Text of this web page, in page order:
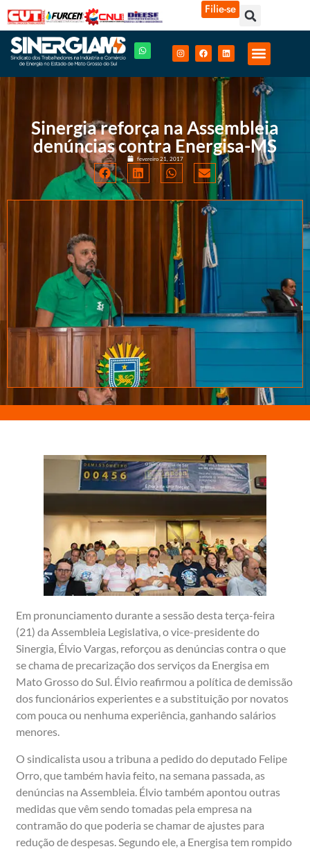
Filie-se
Sinergia reforça na Assembleia
denúncias contra Energisa-MS
fevereiro 21, 2017
Em pronunciamento durante a sessão desta terça-feira
(21) da Assembleia Legislativa, o vice-presidente do
Sinergia, Élvio Vargas, reforçou as denúncias contra o que
se chama de precarização dos serviços da Energisa em
Mato Grosso do Sul. Élvio reafirmou a política de demissão
dos funcionários experientes e a substituição por novatos
com pouca ou nenhuma experiência, ganhando salários
menores.
O sindicalista usou a tribuna a pedido do deputado Felipe
Orro, que também havia feito, na semana passada, as
denúncias na Assembleia. Élvio também apontou outras
medidas que vêm sendo tomadas pela empresa na
contramão do que poderia se chamar de ajustes para
redução de despesas. Segundo ele, a Energisa tem rompido